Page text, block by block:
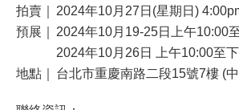
拍賣｜
2024年10月27日(星期日)
預展｜
2024年10月19-25日上午10:00
2024年10月26日 上午10:00至
地點｜
台北市重慶南路二段15號7樓 (